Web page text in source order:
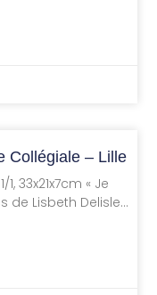
Collégiale – Lille
33x21x7cm « Je
de Lisbeth Delisle…